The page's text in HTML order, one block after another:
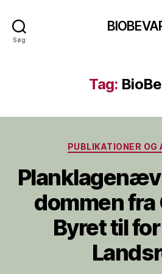
Søg
Tag:
PUBLIKATIONER OG
dommen fra
Byret til